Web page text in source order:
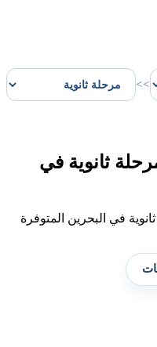
>>
ثانوية في
في البحرين المتوفرة